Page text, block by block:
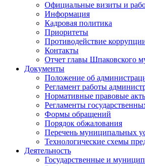
Официальные визиты и
Информация
Кадровая политика
Приоритеты
Противодействие
Контакты
Отчет главы Шпаковского
Документы
Положение об
Регламент работы
Нормативные правовые
Регламенты
Формы обращений
Порядок обжалования
Перечень муниципальных
Технологические схемы
Деятельность
Государственные и